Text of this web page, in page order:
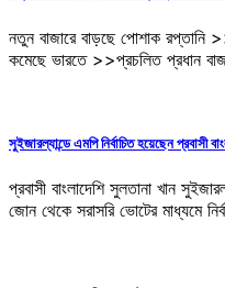
নতুন বাজারে বাড়ছে পোশাক রপ্তানি
কমেছে ভারতে >>প্রচলিত প্রধান
সুইজারল্যান্ডে এমপি নির্বাচিত হয়েছেন প্রবাসী
প্রবাসী বাংলাদেশি সুলতানা খান
জোন থেকে সরাসরি ভোটের মাধ্যমে